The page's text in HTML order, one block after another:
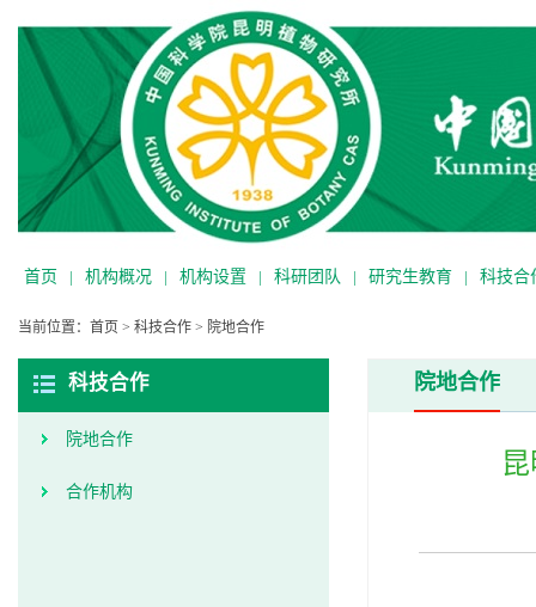
首页 | 机构概况 | 机构设置 | 科研团队 | 研究生教育 | 科技合
当前位置： 首页 > 科技合作 > 院地合作
科技合作
院地合作
合作机构
院地合作